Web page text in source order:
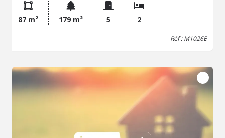
cuisine ouverte sur une salle à manger, un salon, un WC,
une salle de bains, un dégagement et un bureau. A l'étage
deux chambres. cave et garage. Double vitrage PVC.
Chauffage au gaz de ville. Fibre. DPE D et GES D.
87 m² 179 m² 5 2
Réf : M1026E